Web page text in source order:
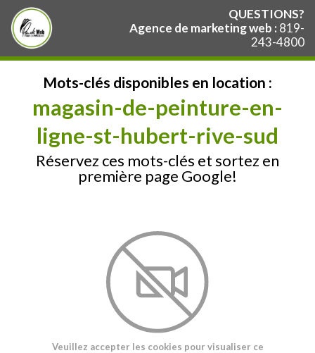
QUESTIONS?
Agence de marketing web : 819-
243-4800
Mots-clés disponibles en location :
magasin-de-peinture-en-
ligne-st-hubert-rive-sud
Réservez ces mots-clés et sortez en
première page Google!
Veuillez accepter les cookies pour visualiser ce